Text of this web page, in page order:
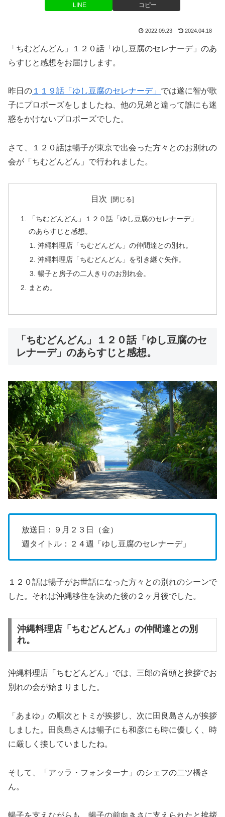
LINE コピー
2022.09.23 2024.04.18
「ちむどんどん」１２０話「ゆし豆腐のセレナーデ」のあ
らすじと感想をお届けします。
昨日の １１９話「ゆし豆腐のセレナーデ」 では遂に智が歌
子にプロポーズをしましたね、他の兄弟と違って誰にも迷
惑をかけないプロポーズでした。
さて、１２０話は暢子が東京で出会った方々とのお別れの
会が「ちむどんどん」で行われました。
目次
「ちむどんどん」１２０話「ゆし豆腐のセレナーデ」
のあらすじと感想。
沖縄料理店「ちむどんどん」の仲間達との別れ。
沖縄料理店「ちむどんどん」を引き継ぐ矢作。
暢子と房子の二人きりのお別れ会。
まとめ。
「ちむどんどん」１２０話「ゆし豆腐のセ
レナーデ」のあらすじと感想。
放送日：９月２３日（金）
週タイトル：２４週「ゆし豆腐のセレナーデ」
１２０話は暢子がお世話になった方々との別れのシーンで
した。それは沖縄移住を決めた後の２ヶ月後でした。
沖縄料理店「ちむどんどん」の仲間達との別
れ。
沖縄料理店「ちむどんどん」では、三郎の音頭と挨拶でお
別れの会が始まりました。
「あまゆ」の順次とトミが挨拶し、次に田良島さんが挨拶
しました。田良島さんは暢子にも和彦にも時に優しく、時
に厳しく接していましたね。
そして、「アッラ・フォンターナ」のシェフの二ツ橋さ
ん。
暢子を支えながらも、暢子の前向きさに支えられたと挨拶